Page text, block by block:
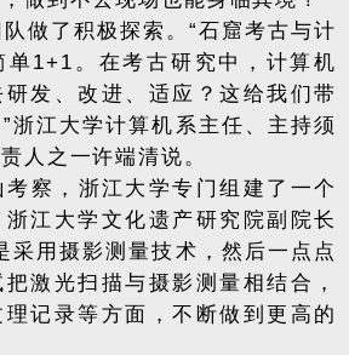
做了积极探索。“石窟考古与计
单1+1。在考古研究中，计算机
发、改进、适应？这给我们带
浙江大学计算机系主任、主持须
人之一许端清说。
察，浙江大学专门组建了一个
江大学文化遗产研究院副院长
采用摄影测量技术，然后一点点
激光扫描与摄影测量相结合，
记录等方面，不断做到更高的